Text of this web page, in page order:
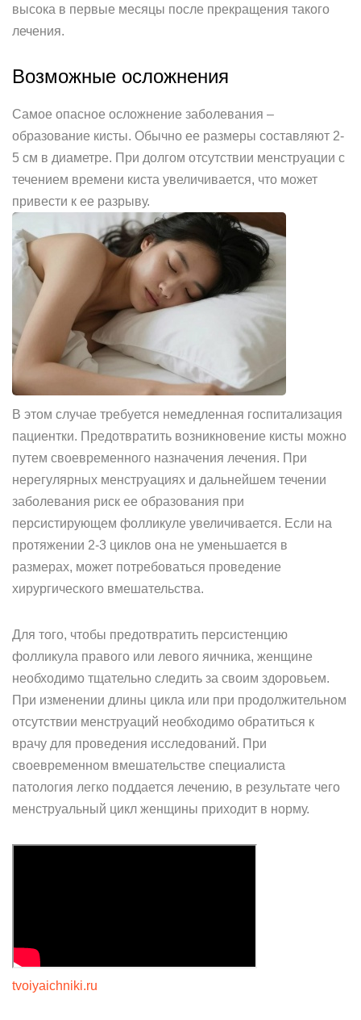
высока в первые месяцы после прекращения такого
лечения.
Возможные осложнения
Самое опасное осложнение заболевания –
образование кисты. Обычно ее размеры составляют 2-
5 см в диаметре. При долгом отсутствии менструации с
течением времени киста увеличивается, что может
привести к ее разрыву.
В этом случае требуется немедленная госпитализация
пациентки. Предотвратить возникновение кисты можно
путем своевременного назначения лечения. При
нерегулярных менструациях и дальнейшем течении
заболевания риск ее образования при
персистирующем фолликуле увеличивается. Если на
протяжении 2-3 циклов она не уменьшается в
размерах, может потребоваться проведение
хирургического вмешательства.
Для того, чтобы предотвратить персистенцию
фолликула правого или левого яичника, женщине
необходимо тщательно следить за своим здоровьем.
При изменении длины цикла или при продолжительном
отсутствии менструаций необходимо обратиться к
врачу для проведения исследований. При
своевременном вмешательстве специалиста
патология легко поддается лечению, в результате чего
менструальный цикл женщины приходит в норму.
tvoiyaichniki.ru